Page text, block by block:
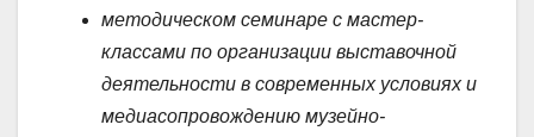
методическом семинаре с мастер-
классами по организации выставочной
деятельности в современных условиях и
медиасопровождению музейно-